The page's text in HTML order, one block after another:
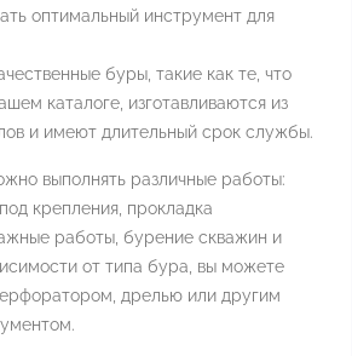
оптимальный инструмент для
буры, такие как те, что
каталоге, изготавливаются из
и имеют длительный срок службы.
выполнять различные работы:
крепления, прокладка
работы, бурение скважин и
от типа бура, вы можете
дрелью или другим